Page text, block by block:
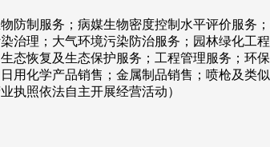
防制服务；病媒生物密度控制水平评价服务
治理；大气环境污染防治服务；园林绿化工
态恢复及生态保护服务；工程管理服务；环
用化学产品销售；金属制品销售；喷枪及
执照依法自主开展经营活动）